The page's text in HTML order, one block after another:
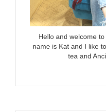
Hello and welcome
name is Kat and I like
tea and